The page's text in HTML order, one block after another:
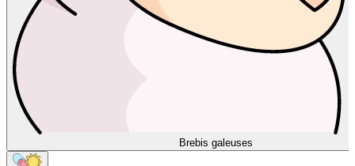
Brebis galeuses